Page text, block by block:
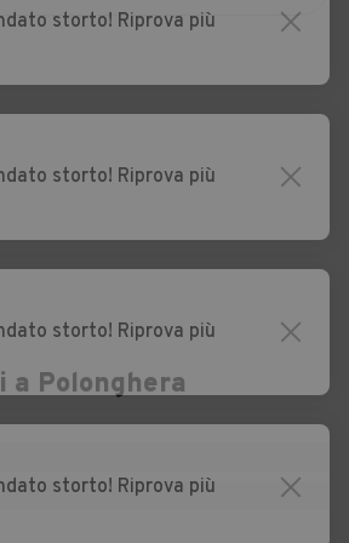
Auto usate Beinette
Auto usate Borgo San
Dalmazzo
Auto usate Bosia
Auto usate Boves
Auto usate Briaglia
a Polonghera
storto! Riprova più
storto! Riprova più
storto! Riprova più
storto! Riprova più